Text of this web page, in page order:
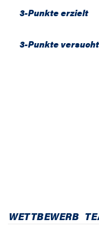
3-Punkte erzielt
3-Punkte versucht
WETTBEWERB